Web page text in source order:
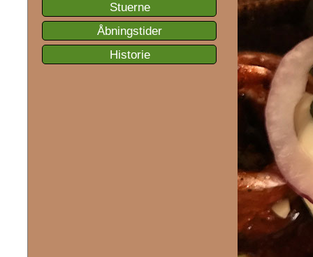
Stuerne
Åbningstider
Historie